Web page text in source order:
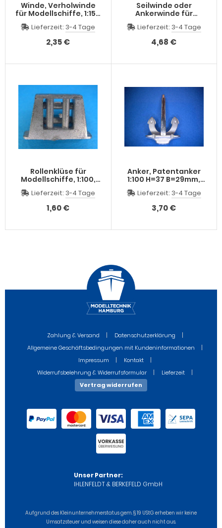
Winde, Verholwinde
für Modellschiffe, 1:150
und 1:100, H=11 L=18
B=10mm
Lieferzeit:3-4 Tage
2,35 €
Seilwinde oder
Ankerwinde für
Modellschiffe, 1:100,
22x17x10 mm,
beweglich, Seil
Lieferzeit: 3-4 Tage
4,68 €
Rollenklüse für
Modellschiffe, 1:100,
H=12 L=12 B=4mm,
Maßstab : nach
Schiffsgröße
Lieferzeit:3-4 Tage
1,60 €
Anker, Patentanker
1:100 H=37 B=29mm,
neue Ausführung
Lieferzeit: 3-4 Tage
3,70 €
Zahlung & Versand
Datenschutzerklärung
Allgemeine Geschäftsbedingungen mit Kundeninformationen
Impressum
Kontakt
Widerrufsbelehrung & Widerrufsformular
Lieferzeit
Vertrag widerrufen
Unser Partner:
IHLENFELDT & BERKEFELD GmbH
Aufgrund des Kleinunternehmerstatus gem. § 19 UStG erheben wir keine
Umsatzsteuer und weisen diese daher auch nicht aus.